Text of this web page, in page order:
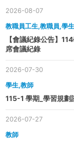
教職員工生,教職員,學
2026-08-07
【會議紀錄公告】
席會議紀錄
學生,教師
2026-07-30
115-1 學期_學習規
教師
2026-07-27